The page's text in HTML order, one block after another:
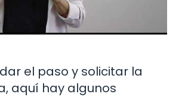
el paso y solicitar la
aquí hay algunos